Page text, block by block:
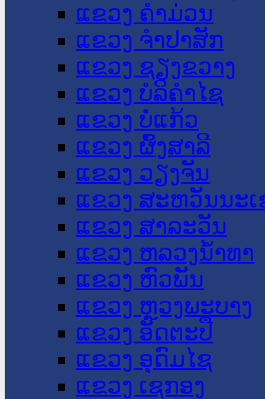
ແຂວງ ຄໍາມ່ວນ
ແຂວງ ຈໍາປາສັກ
ແຂວງ ຊຽງຂວາງ
ແຂວງ ບໍລິຄໍາໄຊ
ແຂວງ ບໍ່ແກ້ວ
ແຂວງ ຜົ້ງສາລີ
ແຂວງ ວຽງຈັນ
ແຂວງ ສະຫວັນນະ
ແຂວງ ສາລະວັນ
ແຂວງ ຫລວງນໍ້າທາ
ແຂວງ ຫົວພັນ
ແຂວງ ຫຼວງພະບາງ
ແຂວງ ອັດຕະປື
ແຂວງ ອຸດົມໄຊ
ແຂວງ ເຊກອງ